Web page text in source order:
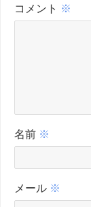
コメント ※
名前 ※
メール ※